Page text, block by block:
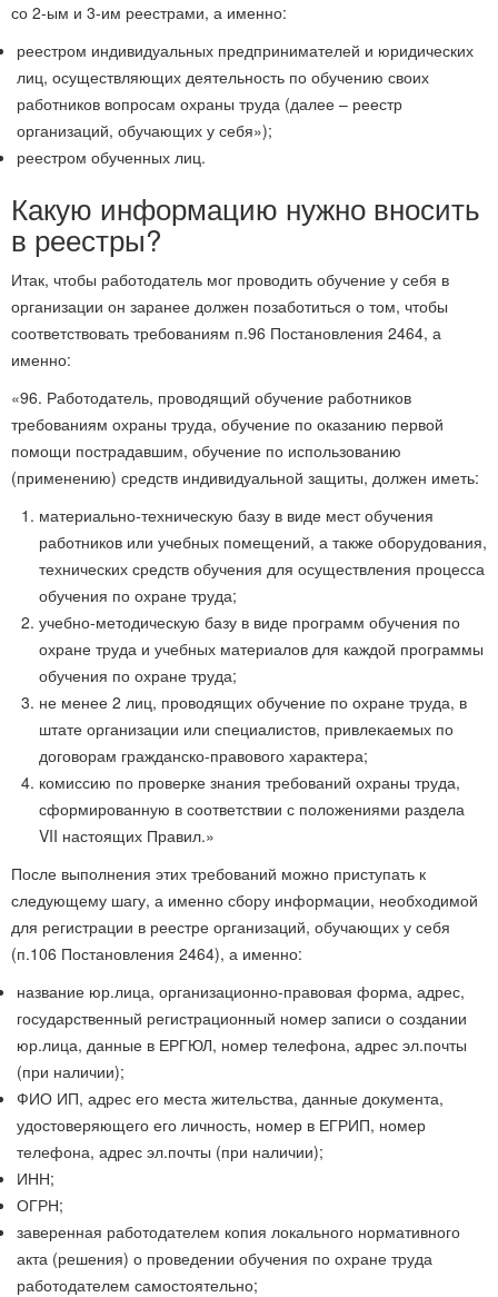
со 2-ым и 3-им реестрами, а именно:
реестром индивидуальных предпринимателей и юридических
лиц, осуществляющих деятельность по обучению своих
работников вопросам охраны труда (далее – реестр
организаций, обучающих у себя»);
реестром обученных лиц.
Какую информацию нужно вносить
в реестры?
Итак, чтобы работодатель мог проводить обучение у себя в
организации он заранее должен позаботиться о том, чтобы
соответствовать требованиям п.96 Постановления 2464, а
именно:
«96. Работодатель, проводящий обучение работников
требованиям охраны труда, обучение по оказанию первой
помощи пострадавшим, обучение по использованию
(применению) средств индивидуальной защиты, должен иметь:
материально-техническую базу в виде мест обучения
работников или учебных помещений, а также оборудования,
технических средств обучения для осуществления процесса
обучения по охране труда;
учебно-методическую базу в виде программ обучения по
охране труда и учебных материалов для каждой программы
обучения по охране труда;
не менее 2 лиц, проводящих обучение по охране труда, в
штате организации или специалистов, привлекаемых по
договорам гражданско-правового характера;
комиссию по проверке знания требований охраны труда,
сформированную в соответствии с положениями раздела
VII настоящих Правил.»
После выполнения этих требований можно приступать к
следующему шагу, а именно сбору информации, необходимой
для регистрации в реестре организаций, обучающих у себя
(п.106 Постановления 2464), а именно:
название юр.лица, организационно-правовая форма, адрес,
государственный регистрационный номер записи о создании
юр.лица, данные в ЕРГЮЛ, номер телефона, адрес эл.почты
(при наличии);
ФИО ИП, адрес его места жительства, данные документа,
удостоверяющего его личность, номер в ЕГРИП, номер
телефона, адрес эл.почты (при наличии);
ИНН;
ОГРН;
заверенная работодателем копия локального нормативного
акта (решения) о проведении обучения по охране труда
работодателем самостоятельно;